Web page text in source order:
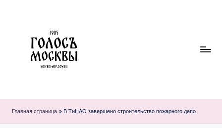
содержимому
О
Главная страница » В ТиНАО завершено строительство пожарного депо.